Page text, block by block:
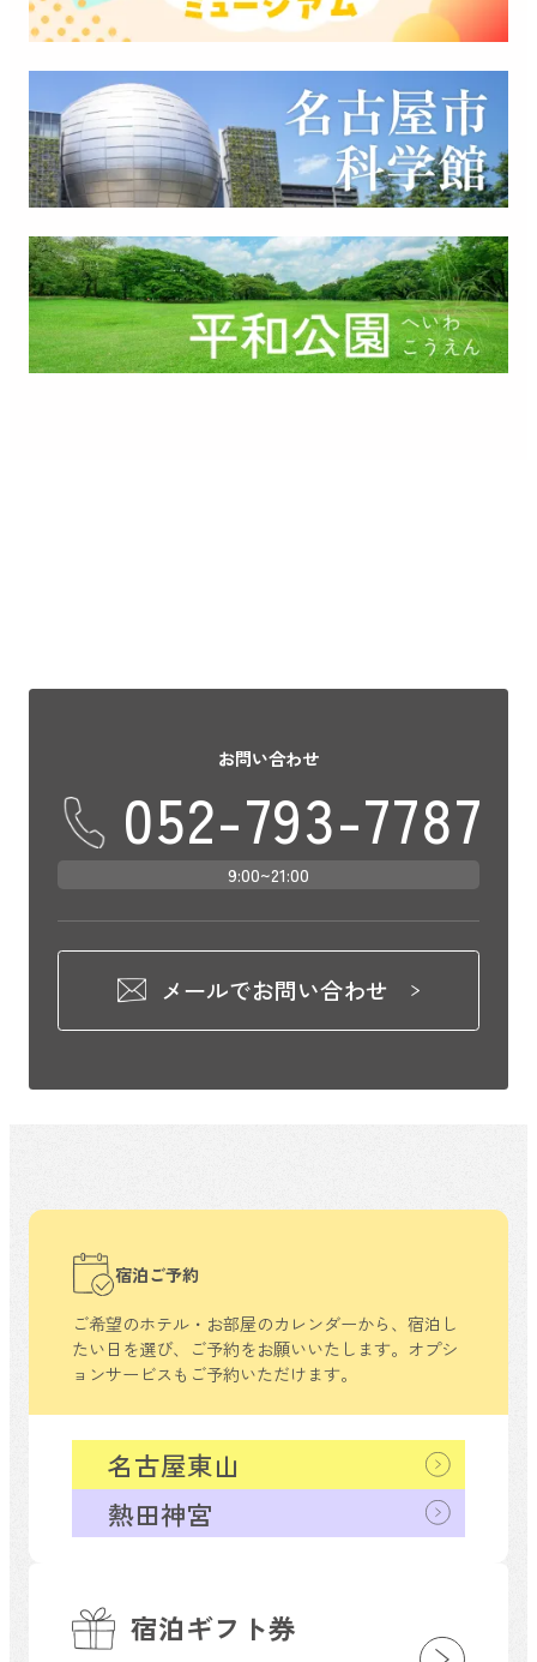
お問い合わせ
052-793-7787
9:00~21:00
メールでお問い合わせ
宿泊ギフト券
宿泊ご予約
ご希望のホテル・お部屋のカレンダーから、 宿泊し
たい日を選び、ご予約をお願いいたします。 オプシ
ョンサービスもご予約いただけます。
熱田神宮
名古屋東山